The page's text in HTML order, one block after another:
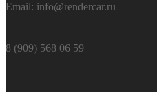
Email: info@rendercar.ru
8 (909) 568 06 59